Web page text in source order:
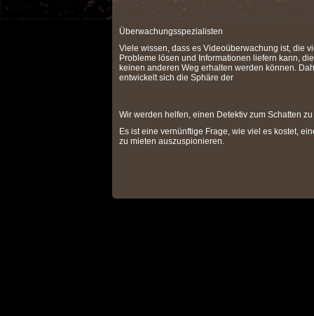
Überwachungsspezialisten
Viele wissen, dass es Videoüberwachung ist, die
Probleme lösen und Informationen liefern kann,
keinen anderen Weg erhalten werden können.
entwickelt sich die Sphäre der
Wir werden helfen, einen Detektiv zum Schatten
Es ist eine vernünftige Frage, wie viel es kostet,
zu mieten auszuspionieren.